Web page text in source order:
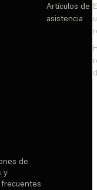
Artículos de
asistencia
de
y